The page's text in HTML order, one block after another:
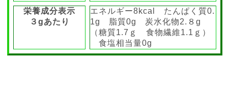
栄養成分表示
３gあたり
エネルギー8kcal たんぱく質0.
1g 脂質0g 炭水化物2.８g
（糖質1.7ｇ 食物繊維1.1ｇ）
食塩相当量0g